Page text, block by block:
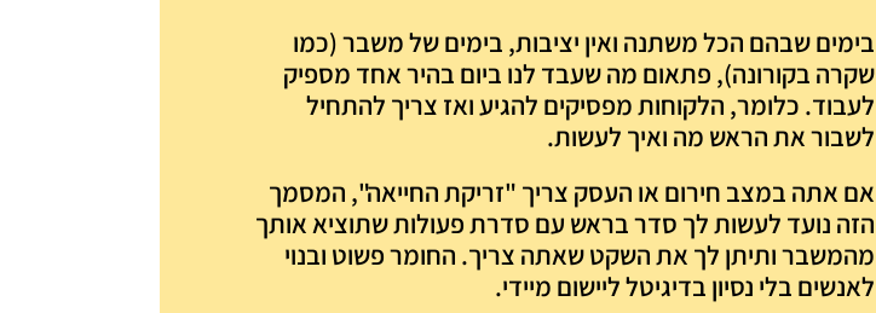
בימים שבהם הכל משתנה ואין יציבות, בימים של משבר (כמו
שקרה בקורונה), פתאום מה שעבד לנו ביום בהיר אחד מספיק
לעבוד. כלומר, הלקוחות מפסיקים להגיע ואז צריך להתחיל
לשבור את הראש מה ואיך לעשות.
אם אתה במצב חירום או העסק צריך "זריקת החייאה", המסמך
הזה נועד לעשות לך סדר בראש עם סדרת פעולות שתוציא אותך
מהמשבר ותיתן לך את השקט שאתה צריך. החומר פשוט ובנוי
לאנשים בלי נסיון בדיגיטל ליישום מיידי.